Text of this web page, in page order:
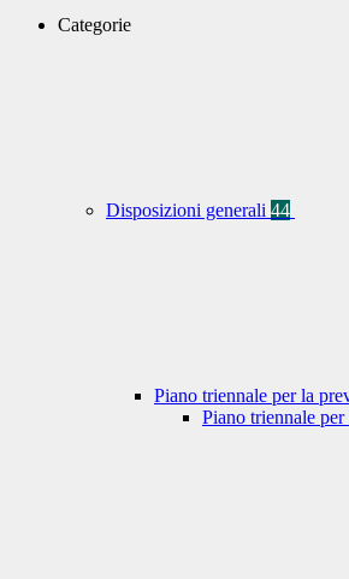
Categorie
Disposizioni generali 44
Piano triennale per la
Piano triennale